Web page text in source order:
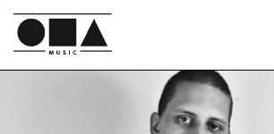
MAX RUBADUB